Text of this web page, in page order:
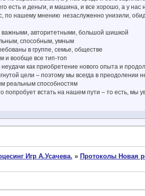
есть и деньги, и машина, и все хорошо, а у нас
по нашему мнению незаслуженно унизили,
важными, авторитетными, большой шишкой
способным, умным
в группе, семье, обществе
и вообще все тип-топ
как приобретение нового опыта и
цели – поэтому мы всегда в преодолении
реальным способностям
попробует встать на нашем пути – то есть, мы
Игр А.Усачева. » Протоколы Новая